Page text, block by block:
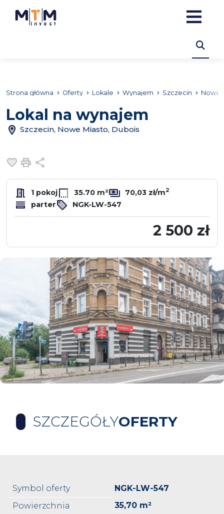
Strona główna Oferty Lokale Wynajem Szczecin Nowe
Lokal na wynajem
Szczecin, Nowe Miasto, Dubois
Dodaj do ulubionych
Drukuj
1 pokoj 35.70 m² 70,03 zł/m2
parter NGK-LW-547
2 500 zł
SZCZEGÓŁYOFERTY
Symbol oferty
NGK-LW-547
Powierzchnia
35,70 m²